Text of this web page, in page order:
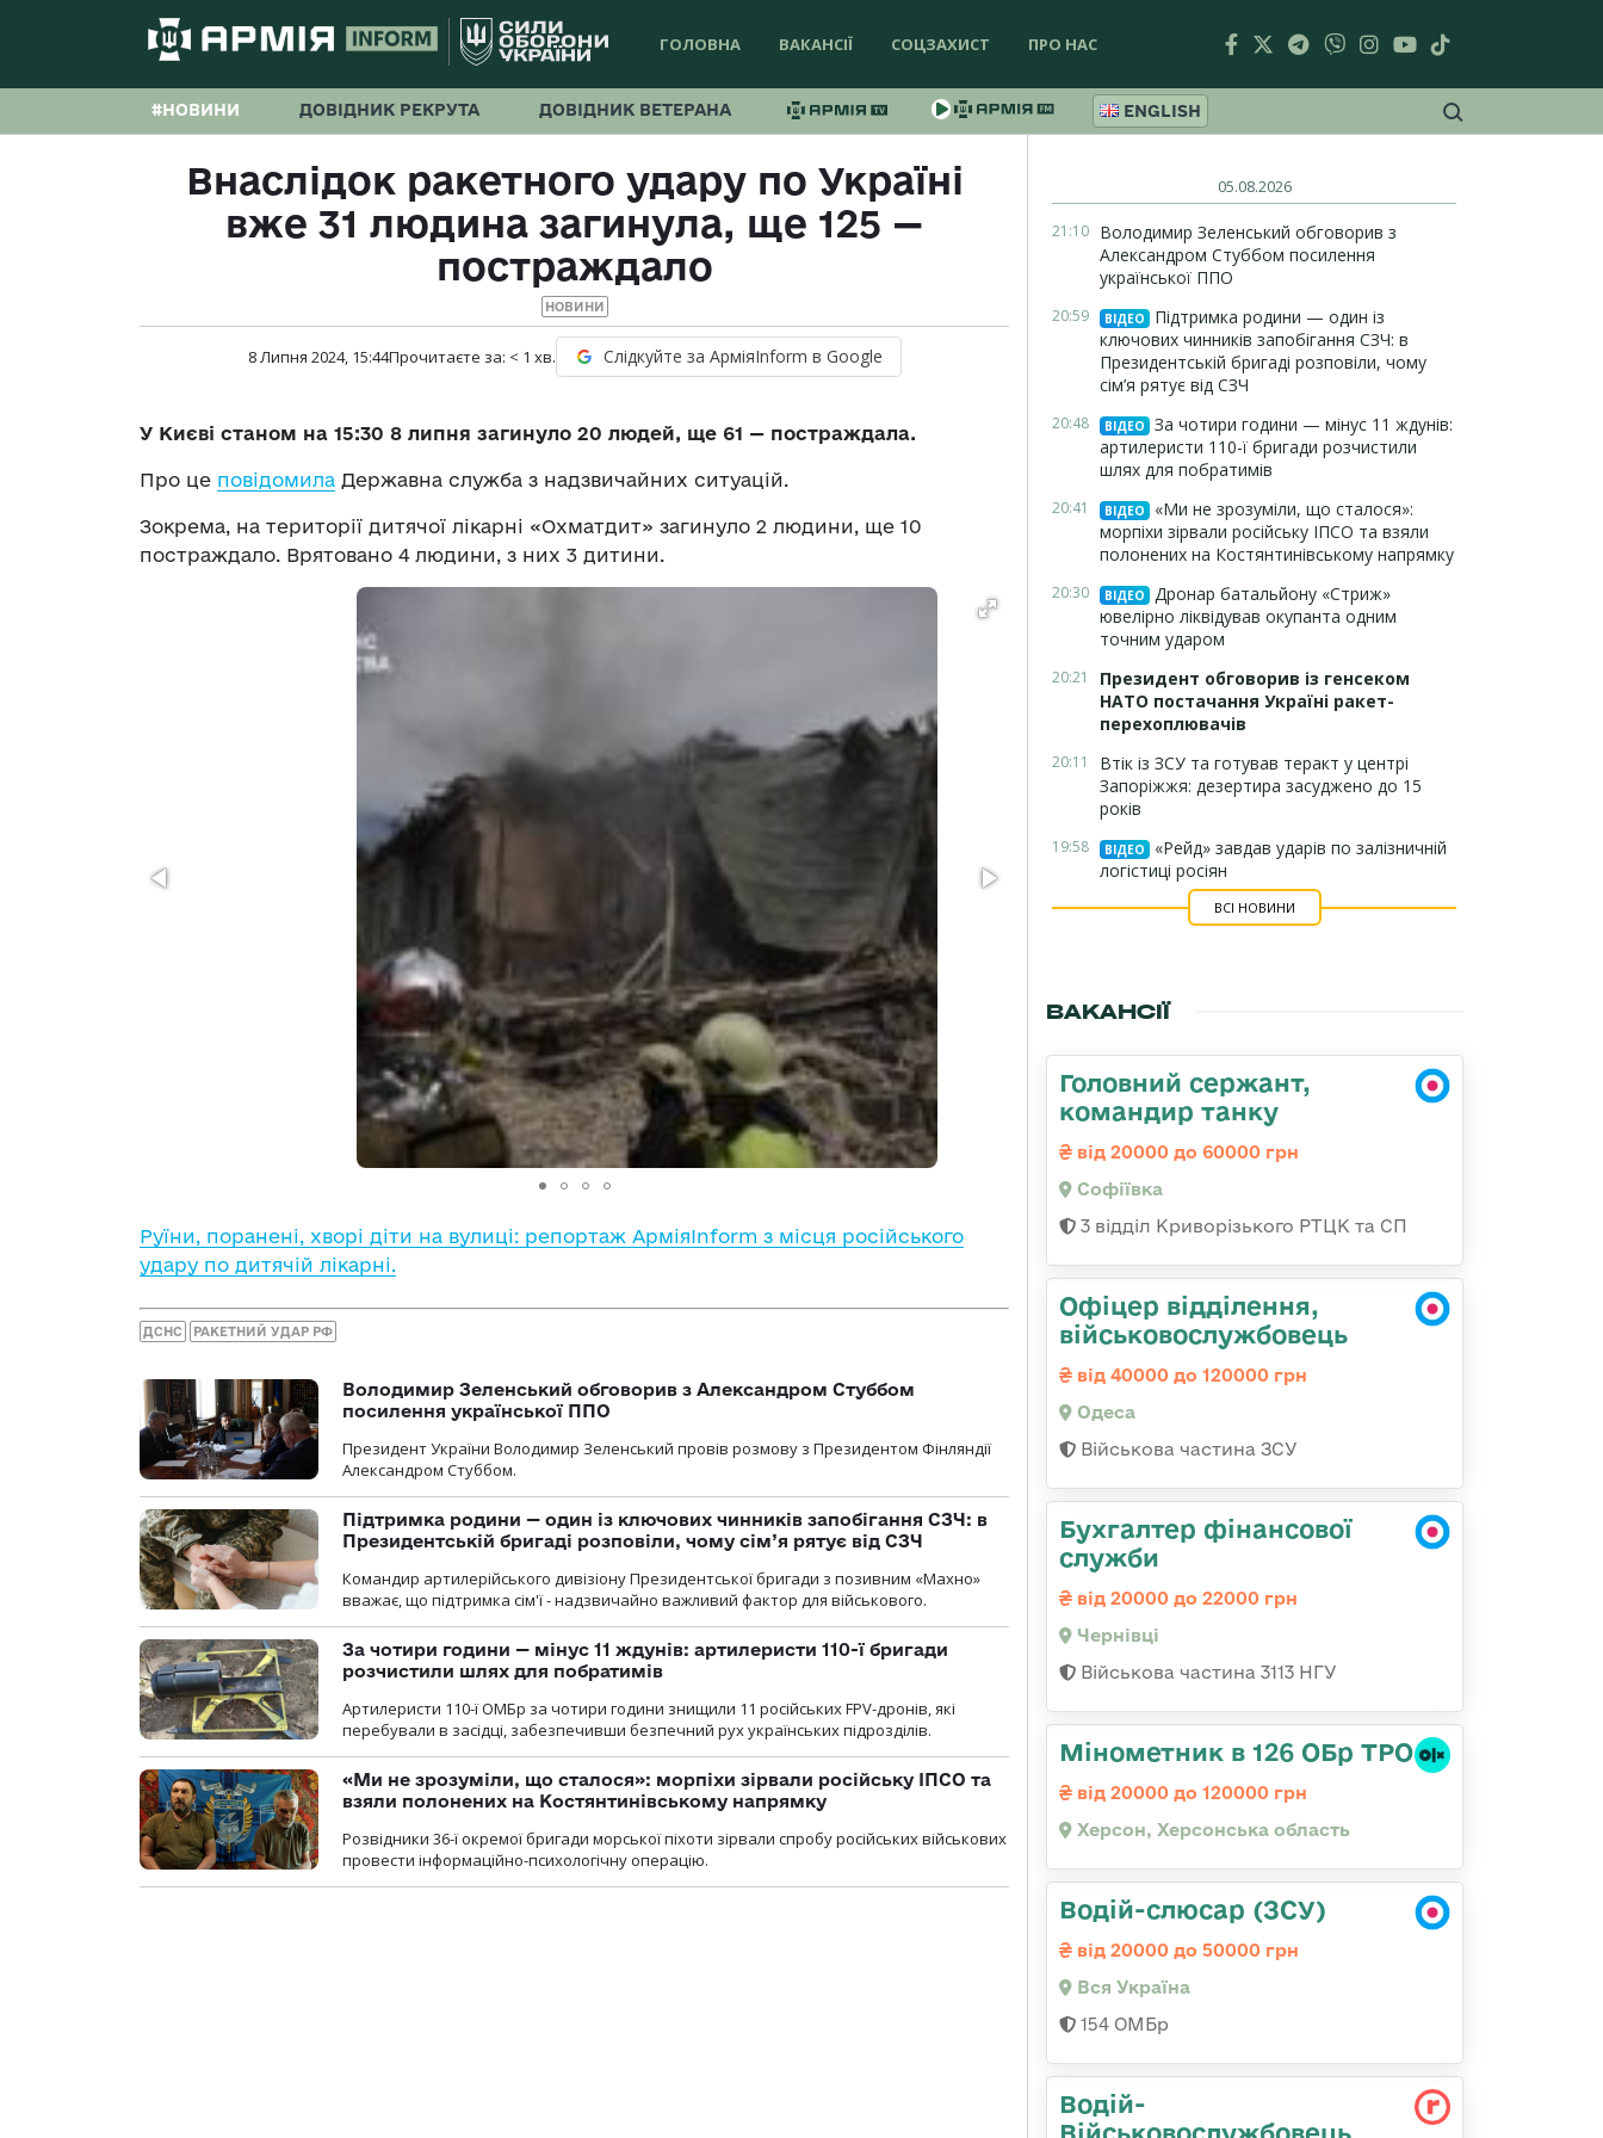
ГОЛОВНА ВАКАНСІЇ СОЦЗАХИСТ ПРО НАС
#НОВИНИ ДОВІДНИК РЕКРУТА ДОВІДНИК ВЕТЕРАНА ENGLISH
Внаслідок ракетного удару по Україні
вже 31 людина загинула, ще 125 —
постраждало
НОВИНИ
8 Липня 2024, 15:44Прочитаєте за: < 1 хв. Слідкуйте за АрміяInform в Google
У Києві станом на 15:30 8 липня загинуло 20 людей, ще 61 — постраждала.
Про це повідомила Державна служба з надзвичайних ситуацій.
Зокрема, на території дитячої лікарні «Охматдит» загинуло 2 людини, ще 10
постраждало. Врятовано 4 людини, з них 3 дитини.
Руїни, поранені, хворі діти на вулиці: репортаж АрміяInform з місця російського
удару по дитячій лікарні.
ДСНС РАКЕТНИЙ УДАР РФ
Володимир Зеленський обговорив з Александром Стуббом
посилення української ППО
Президент України Володимир Зеленський провів розмову з Президентом Фінляндії
Александром Стуббом.
Підтримка родини — один із ключових чинників запобігання СЗЧ: в
Президентській бригаді розповіли, чому сім’я рятує від СЗЧ
Командир артилерійського дивізіону Президентської бригади з позивним «Махно»
вважає, що підтримка сім'ї - надзвичайно важливий фактор для військового.
За чотири години — мінус 11 ждунів: артилеристи 110-ї бригади
розчистили шлях для побратимів
Артилеристи 110-ї ОМБр за чотири години знищили 11 російських FPV-дронів, які
перебували в засідці, забезпечивши безпечний рух українських підрозділів.
«Ми не зрозуміли, що сталося»: морпіхи зірвали російську ІПСО та
взяли полонених на Костянтинівському напрямку
Розвідники 36-ї окремої бригади морської піхоти зірвали спробу російських військових
провести інформаційно-психологічну операцію.
05.08.2026
21:10 Володимир Зеленський обговорив з
Александром Стуббом посилення
української ППО
20:59 ВІДЕО
Підтримка родини — один із
ключових чинників запобігання СЗЧ: в
Президентській бригаді розповіли, чому
сім’я рятує від СЗЧ
20:48 ВІДЕО
За чотири години — мінус 11 ждунів:
артилеристи 110-ї бригади розчистили
шлях для побратимів
20:41 ВІДЕО
«Ми не зрозуміли, що сталося»:
морпіхи зірвали російську ІПСО та взяли
полонених на Костянтинівському напрямку
20:30 ВІДЕО
Дронар батальйону «Стриж»
ювелірно ліквідував окупанта одним
точним ударом
20:21
Президент обговорив із генсеком
НАТО постачання Україні ракет-
перехоплювачів
20:11
Втік із ЗСУ та готував теракт у центрі
Запоріжжя: дезертира засуджено до 15
років
19:58 ВІДЕО
«Рейд» завдав ударів по залізничній
логістиці росіян
ВСІ НОВИНИ
ВАКАНСІЇ
Головний сержант,
командир танку
від 20000 до 60000 грн
Софіївка
3 відділ Криворізького РТЦК та СП
Офіцер відділення,
військовослужбовець
від 40000 до 120000 грн
Одеса
Військова частина ЗСУ
Бухгалтер фінансової
служби
від 20000 до 22000 грн
Чернівці
Військова частина 3113 НГУ
Мінометник в 126 ОБр ТРО
від 20000 до 120000 грн
Херсон, Херсонська область
Водій-слюсар (ЗСУ)
від 20000 до 50000 грн
Вся Україна
154 ОМБр
Водій-
Військовослужбовець